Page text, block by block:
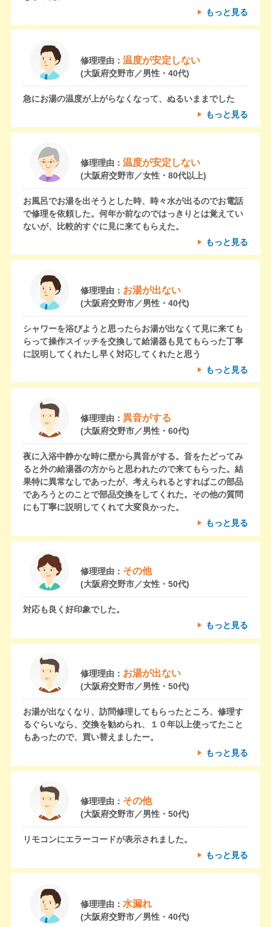
もっと見る
修理理由： 温度が安定しない
(大阪府交野市／男性・40代)
急にお湯の温度が上がらなくなって、ぬるいままでした
もっと見る
修理理由： 温度が安定しない
(大阪府交野市／女性・80代以上)
お風呂でお湯を出そうとした時、時々水が出るのでお電話
で修理を依頼した。何年か前なのではっきりとは覚えてい
ないが、比較的すぐに見に来てもらえた。
もっと見る
修理理由： お湯が出ない
(大阪府交野市／男性・40代)
シャワーを浴びようと思ったらお湯が出なくて見に来ても
らって操作スイッチを交換して給湯器も見てもらった丁寧
に説明してくれたし早く対応してくれたと思う
もっと見る
修理理由： 異音がする
(大阪府交野市／男性・60代)
夜に入浴中静かな時に壁から異音がする。音をたどってみ
ると外の給湯器の方からと思われたので来てもらった。結
果特に異常なしであったが、考えられるとすればこの部品
であろうとのことで部品交換をしてくれた。その他の質問
にも丁寧に説明してくれて大変良かった。
もっと見る
修理理由： その他
(大阪府交野市／女性・50代)
対応も良く好印象でした。
もっと見る
修理理由： お湯が出ない
(大阪府交野市／男性・50代)
お湯が出なくなり、訪問修理してもらったところ、修理す
るぐらいなら、交換を勧められ、１０年以上使ってたこと
もあったので、買い替えましたー。
もっと見る
修理理由： その他
(大阪府交野市／男性・50代)
リモコンにエラーコードが表示されました。
もっと見る
修理理由： 水漏れ
(大阪府交野市／男性・40代)